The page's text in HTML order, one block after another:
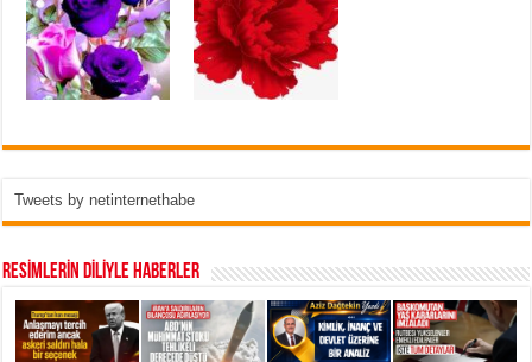
Tweets by netinternethabe
RESİMLERİN DİLİYLE HABERLER